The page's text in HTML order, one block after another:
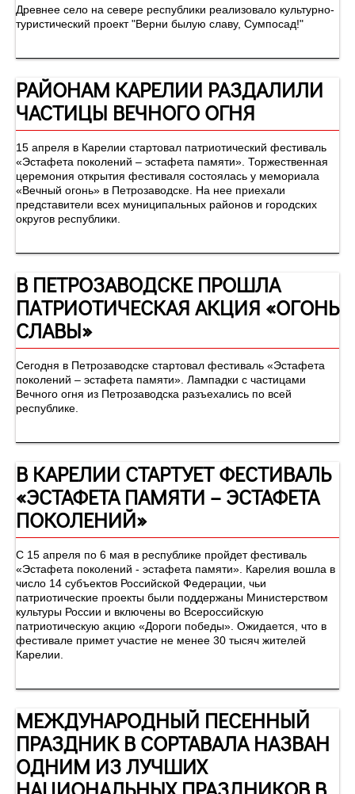
Древнее село на севере республики реализовало культурно-
туристический проект "Верни былую славу, Сумпосад!"
РАЙОНАМ КАРЕЛИИ РАЗДАЛИЛИ
ЧАСТИЦЫ ВЕЧНОГО ОГНЯ
15 апреля в Карелии стартовал патриотический фестиваль
«Эстафета поколений – эстафета памяти». Торжественная
церемония открытия фестиваля состоялась у мемориала
«Вечный огонь» в Петрозаводске. На нее приехали
представители всех муниципальных районов и городских
округов республики.
В ПЕТРОЗАВОДСКЕ ПРОШЛА
ПАТРИОТИЧЕСКАЯ АКЦИЯ «ОГОНЬ
СЛАВЫ»
Сегодня в Петрозаводске стартовал фестиваль «Эстафета
поколений – эстафета памяти». Лампадки с частицами
Вечного огня из Петрозаводска разъехались по всей
республике.
В КАРЕЛИИ СТАРТУЕТ ФЕСТИВАЛЬ
«ЭСТАФЕТА ПАМЯТИ – ЭСТАФЕТА
ПОКОЛЕНИЙ»
С 15 апреля по 6 мая в республике пройдет фестиваль
«Эстафета поколений - эстафета памяти». Карелия вошла в
число 14 субъектов Российской Федерации, чьи
патриотические проекты были поддержаны Министерством
культуры России и включены во Всероссийскую
патриотическую акцию «Дороги победы». Ожидается, что в
фестивале примет участие не менее 30 тысяч жителей
Карелии.
МЕЖДУНАРОДНЫЙ ПЕСЕННЫЙ
ПРАЗДНИК В СОРТАВАЛА НАЗВАН
ОДНИМ ИЗ ЛУЧШИХ